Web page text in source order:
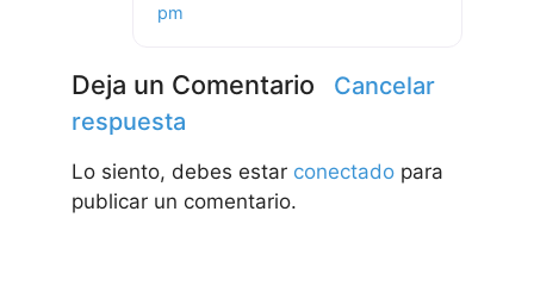
pm
Deja un Comentario
Cancelar
respuesta
Lo siento, debes estar conectado para
publicar un comentario.